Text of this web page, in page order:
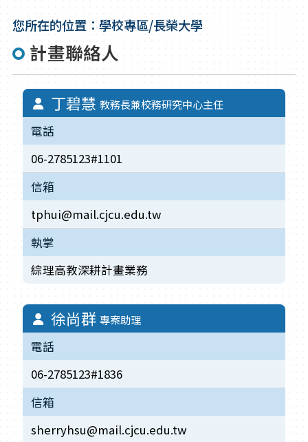
您所在的位置：學校專區/長榮大學
計畫聯絡人
丁碧慧 教務長兼校務研究中心主任
電話
06-2785123#1101
信箱
tphui@mail.cjcu.edu.tw
執掌
綜理高教深耕計畫業務
徐尚群 專案助理
電話
06-2785123#1836
信箱
sherryhsu@mail.cjcu.edu.tw